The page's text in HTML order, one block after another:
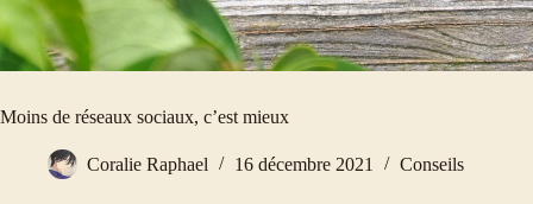
Moins de réseaux sociaux, c’est mieux
Coralie Raphael 16 décembre 2021 Conseils